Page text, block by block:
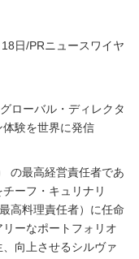
日/PRニュースワイヤ
ローバル・ディレクタ
験を世界に発信
の最高経営責任者であ
ーフ・キュリナリ
高料理責任者）に任命
ーなポートフォリオ
向上させるシルヴァ